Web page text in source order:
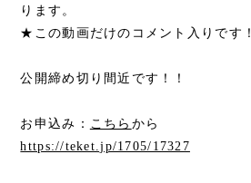
ります。
★この動画だけのコメント入りです！
公開締め切り間近です！！
お申込み： こちら から
https://teket.jp/1705/17327